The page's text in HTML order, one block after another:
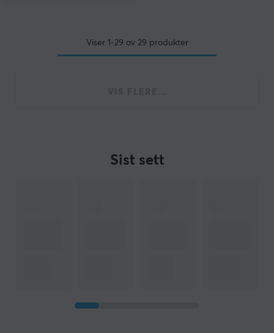
Viser 1-29 av 29 produkter
Sist sett